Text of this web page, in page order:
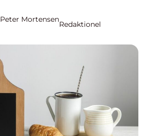
Peter Mortensen
Redaktionel